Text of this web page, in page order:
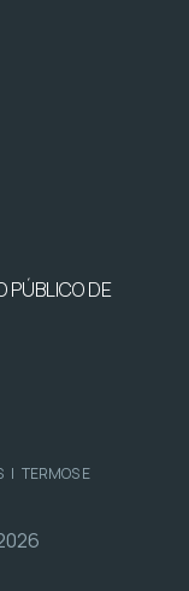
PÚBLICO DE
| TERMOS E